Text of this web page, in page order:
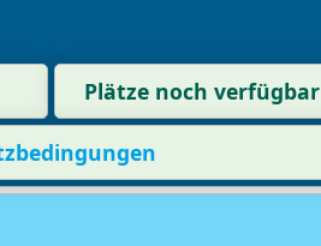
Plätze noch verfügbar